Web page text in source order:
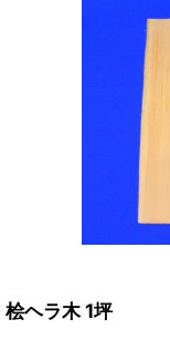
桧ヘラ木 1坪